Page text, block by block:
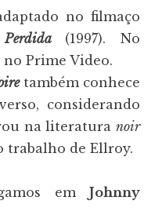
no filmaço
(1997). No
no Prime Video.
também conhece
considerando
na literatura noir
trabalho de Ellroy.
em Johnny